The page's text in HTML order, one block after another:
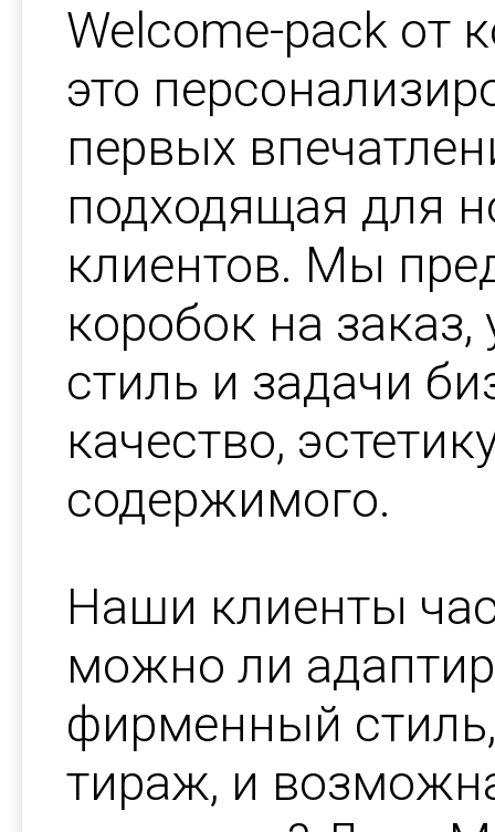
Welcome-pack от
это
первых
подходящая для
клиентов. Мы
коробок на
стиль и задачи
качество,
содержимого.
Наши клиенты
можно ли
фирменный
тираж, и